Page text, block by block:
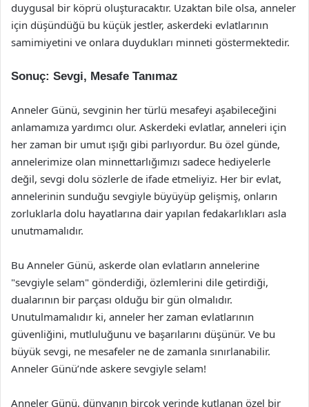
duygusal bir köprü oluşturacaktır. Uzaktan bile olsa, anneler
için düşündüğü bu küçük jestler, askerdeki evlatlarının
samimiyetini ve onlara duydukları minneti göstermektedir.
Sonuç: Sevgi, Mesafe Tanımaz
Anneler Günü, sevginin her türlü mesafeyi aşabileceğini
anlamamıza yardımcı olur. Askerdeki evlatlar, anneleri için
her zaman bir umut ışığı gibi parlıyordur. Bu özel günde,
annelerimize olan minnettarlığımızı sadece hediyelerle
değil, sevgi dolu sözlerle de ifade etmeliyiz. Her bir evlat,
annelerinin sunduğu sevgiyle büyüyüp gelişmiş, onların
zorluklarla dolu hayatlarına dair yapılan fedakarlıkları asla
unutmamalıdır.
Bu Anneler Günü, askerde olan evlatların annelerine
"sevgiyle selam" gönderdiği, özlemlerini dile getirdiği,
dualarının bir parçası olduğu bir gün olmalıdır.
Unutulmamalıdır ki, anneler her zaman evlatlarının
güvenliğini, mutluluğunu ve başarılarını düşünür. Ve bu
büyük sevgi, ne mesafeler ne de zamanla sınırlanabilir.
Anneler Günü’nde askere sevgiyle selam!
Anneler Günü, dünyanın birçok yerinde kutlanan özel bir